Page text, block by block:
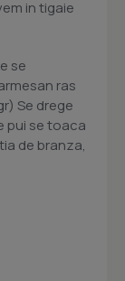
in tigaie
se
ras
Se drege
pui se toaca
de branza,